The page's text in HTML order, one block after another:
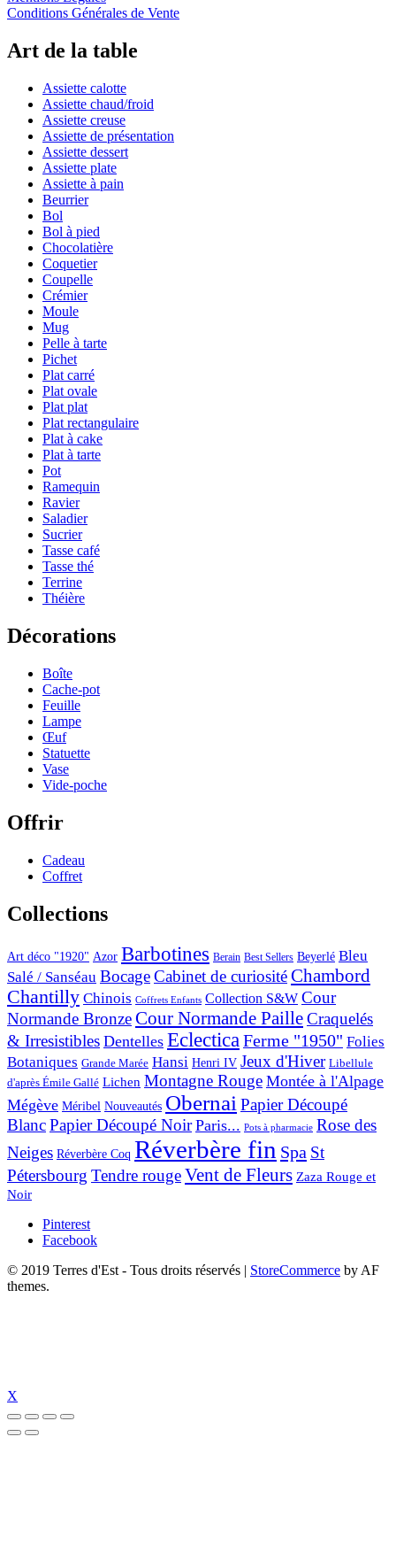
Conditions Générales de Vente
Art de la table
Assiette calotte
Assiette chaud/froid
Assiette creuse
Assiette de présentation
Assiette dessert
Assiette plate
Assiette à pain
Beurrier
Bol
Bol à pied
Chocolatière
Coquetier
Coupelle
Crémier
Moule
Mug
Pelle à tarte
Pichet
Plat carré
Plat ovale
Plat plat
Plat rectangulaire
Plat à cake
Plat à tarte
Pot
Ramequin
Ravier
Saladier
Sucrier
Tasse café
Tasse thé
Terrine
Théière
Décorations
Boîte
Cache-pot
Feuille
Lampe
Œuf
Statuette
Vase
Vide-poche
Offrir
Cadeau
Coffret
Collections
Art déco "1920" Azor Barbotines Berain Best Sellers Beyerlé Bleu
Salé / Sanséau BocageCabinet de curiositéChambord
Chantilly Chinois Coffrets Enfants Collection S&W Cour
Normande BronzeCour Normande PailleCraquelés
& Irresistibles Dentelles EclecticaFerme "1950" Folies
Botaniques Grande Marée Hansi Henri IV Jeux d'Hiver Libellule
d'après Émile Gallé Lichen Montagne Rouge Montée à l'Alpage
Mégève Méribel Nouveautés ObernaiPapier Découpé
BlancPapier Découpé Noir Paris... Pots à pharmacie Rose des
Neiges Réverbère Coq Réverbère fin Spa St
Pétersbourg Tendre rougeVent de Fleurs Zaza Rouge et
Noir
Pinterest
Facebook
© 2019 Terres d'Est - Tous droits réservés
StoreCommerce by AF
themes.
X